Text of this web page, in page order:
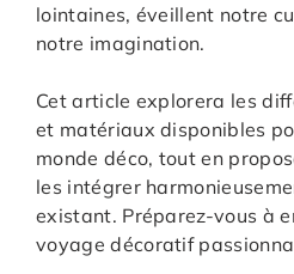
lointaines, éveillent notre
notre imagination.
Cet article explorera les
et matériaux disponibles
monde déco, tout en
les intégrer
existant. Préparez-vous à
voyage décoratif